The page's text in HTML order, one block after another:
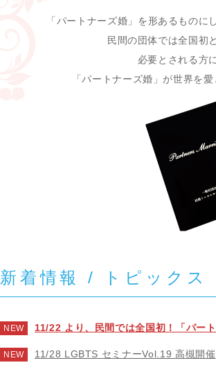
「パートナーズ婚」を形あるものに
民間の団体では全国初
必要とされる方
「パートナーズ婚」が世界を
新着情報 / トピックス
NEW 11/22 より、民間では全国初！「パー
NEW 11/28 LGBTS セミナーVol.19 高槻開催